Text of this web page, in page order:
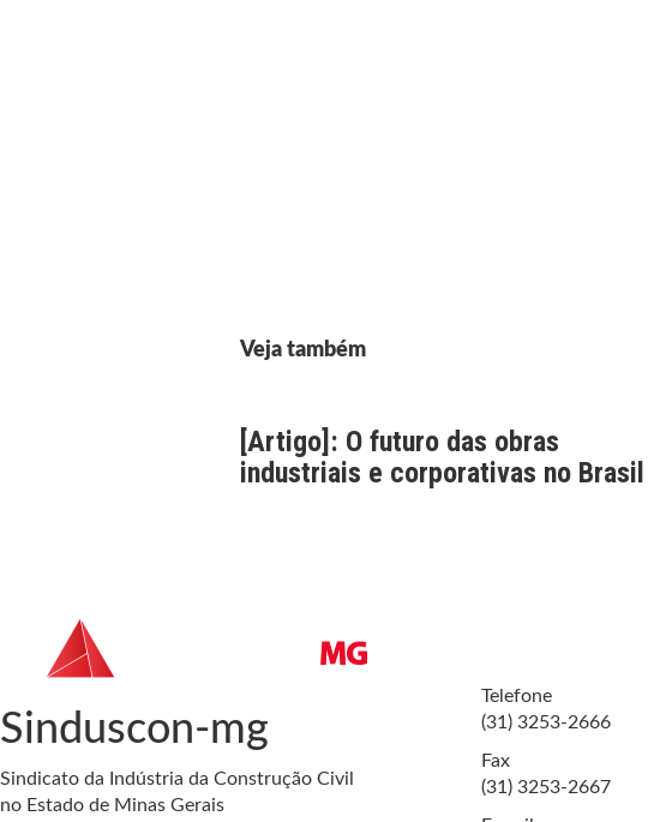
Veja também
[Artigo]: O futuro das obras
industriais e corporativas no Brasil
Sinduscon-mg
Sindicato da Indústria da Construção Civil
no Estado de Minas Gerais
Telefone
(31) 3253-2666
Fax
(31) 3253-2667